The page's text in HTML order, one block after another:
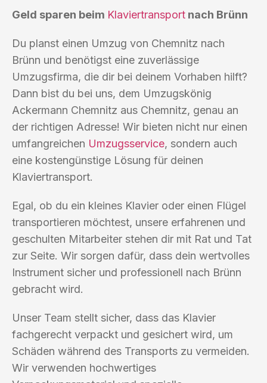
Geld sparen beim Klaviertransport nach Brünn
Du planst einen Umzug von Chemnitz nach
Brünn und benötigst eine zuverlässige
Umzugsfirma, die dir bei deinem Vorhaben hilft?
Dann bist du bei uns, dem Umzugskönig
Ackermann Chemnitz aus Chemnitz, genau an
der richtigen Adresse! Wir bieten nicht nur einen
umfangreichen Umzugsservice, sondern auch
eine kostengünstige Lösung für deinen
Klaviertransport.
Egal, ob du ein kleines Klavier oder einen Flügel
transportieren möchtest, unsere erfahrenen und
geschulten Mitarbeiter stehen dir mit Rat und Tat
zur Seite. Wir sorgen dafür, dass dein wertvolles
Instrument sicher und professionell nach Brünn
gebracht wird.
Unser Team stellt sicher, dass das Klavier
fachgerecht verpackt und gesichert wird, um
Schäden während des Transports zu vermeiden.
Wir verwenden hochwertiges